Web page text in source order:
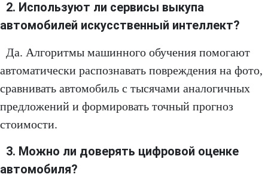
2. Используют ли сервисы выкупа
автомобилей искусственный интеллект?
Да. Алгоритмы машинного обучения помогают
автоматически распознавать повреждения на фото,
сравнивать автомобиль с тысячами аналогичных
предложений и формировать точный прогноз
стоимости.
3. Можно ли доверять цифровой оценке
автомобиля?